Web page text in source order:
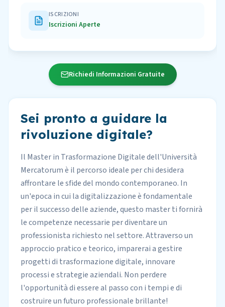
ISCRIZIONI
Iscrizioni Aperte
Richiedi Informazioni Gratuite
Sei pronto a guidare la
rivoluzione digitale?
Il Master in Trasformazione Digitale dell'Università
Mercatorum è il percorso ideale per chi desidera
affrontare le sfide del mondo contemporaneo. In
un'epoca in cui la digitalizzazione è fondamentale
per il successo delle aziende, questo master ti fornirà
le competenze necessarie per diventare un
professionista richiesto nel settore. Attraverso un
approccio pratico e teorico, imparerai a gestire
progetti di trasformazione digitale, innovare
processi e strategie aziendali. Non perdere
l'opportunità di essere al passo con i tempi e di
costruire un futuro professionale brillante!